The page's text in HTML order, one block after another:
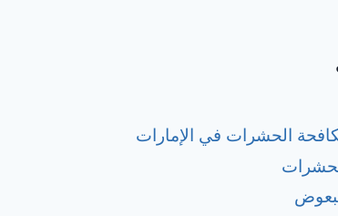
الحشرات في الإمارات